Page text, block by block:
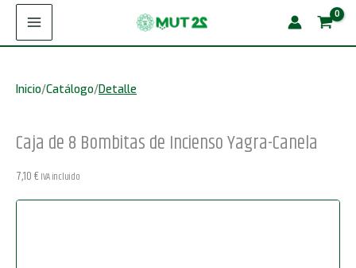
Inicio/Catálogo/Detalle
Caja de 8 Bombitas de Incienso Yagra-Canela
7,10€IVA incluido
Bombitas
Incienso
Canela
cantidad